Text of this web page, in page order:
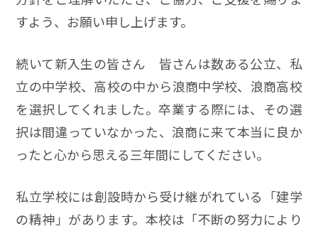
すよう、お願い申し上げます。
続いて新入生の皆さん 皆さんは数ある公立、私
立の中学校、高校の中から浪商中学校、浪商高校
を選択してくれました。卒業する際には、その選
択は間違っていなかった、浪商に来て本当に良か
ったと心から思える三年間にしてください。
私立学校には創設時から受け継がれている「建学
の精神」があります。本校は「不断の努力により